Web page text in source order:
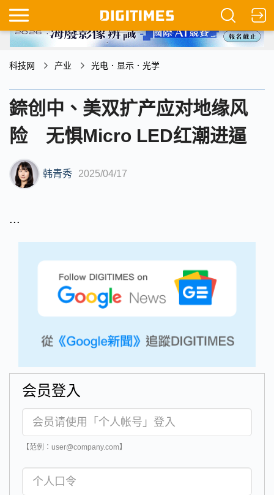
科技网 产业 光电．显示．光学
錼创中、美双扩产应对地缘风
险 无惧Micro LED红潮进逼
韩青秀 2025/04/17
...
会员登入
【范例：user@company.com】